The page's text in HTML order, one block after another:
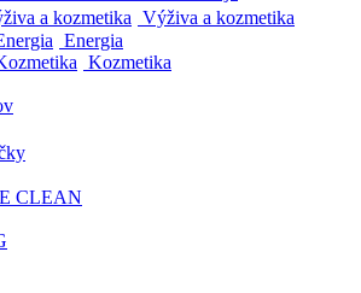
Výživa a kozmetika
Energia
Kozmetika
CLEAN